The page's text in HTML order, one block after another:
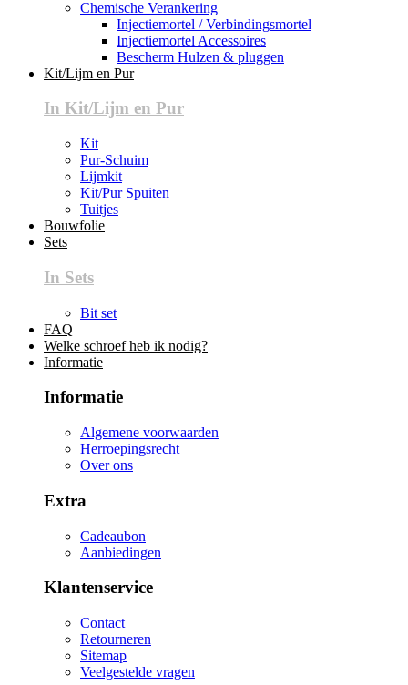
Chemische Verankering
Injectiemortel / Verbindingsmortel
Injectiemortel Accessoires
Bescherm Hulzen & pluggen
Kit/Lijm en Pur
In Kit/Lijm en Pur
Kit
Pur-Schuim
Lijmkit
Kit/Pur Spuiten
Tuitjes
Bouwfolie
Sets
In Sets
Bit set
FAQ
Welke schroef heb ik nodig?
Informatie
Informatie
Algemene voorwaarden
Herroepingsrecht
Over ons
Extra
Cadeaubon
Aanbiedingen
Klantenservice
Contact
Retourneren
Sitemap
Veelgestelde vragen